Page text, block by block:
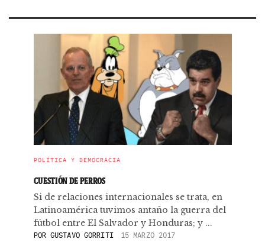
POLÍTICA Y DEMOCRACIA
CUESTIÓN DE PERROS
Si de relaciones internacionales se trata, en
Latinoamérica tuvimos antaño la guerra del
fútbol entre El Salvador y Honduras; y ...
POR GUSTAVO GORRITI 15 MARZO 2017